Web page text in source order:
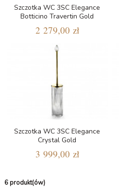
Szczotka WC 3SC Elegance
Botticino Travertin Gold
2 279,00 zł
Szczotka WC 3SC Elegance
Crystal Gold
3 999,00 zł
6 produkt(ów)